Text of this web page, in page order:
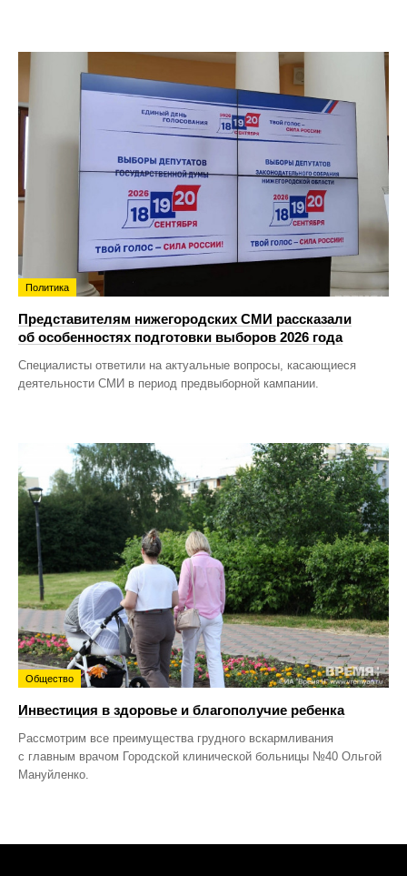
Политика
Представителям нижегородских СМИ рассказали
об особенностях подготовки выборов 2026 года
Специалисты ответили на актуальные вопросы, касающиеся
деятельности СМИ в период предвыборной кампании.
Общество
Инвестиция в здоровье и благополучие ребенка
Рассмотрим все преимущества грудного вскармливания
с главным врачом Городской клинической больницы №40 Ольгой
Мануйленко.